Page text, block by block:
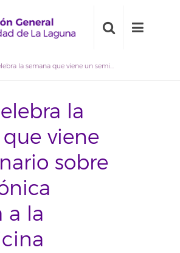
La ULL celebra la semana que viene un seminario sobre nanofotónica aplicada a la biomedicina
la
viene
sobre
a la